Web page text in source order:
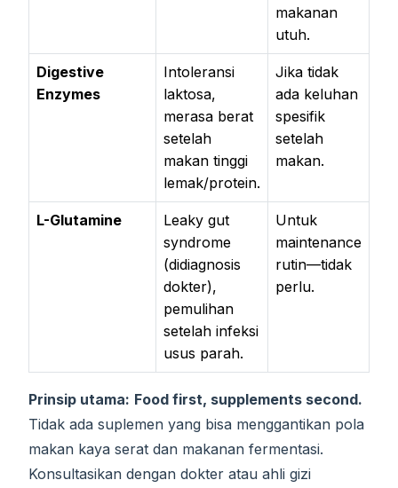
makanan
utuh.
Digestive
Enzymes
Intoleransi
laktosa,
merasa berat
setelah
makan tinggi
lemak/protein.
Jika tidak
ada keluhan
spesifik
setelah
makan.
L-Glutamine
Leaky gut
syndrome
(didiagnosis
dokter),
pemulihan
setelah infeksi
usus parah.
Untuk
maintenance
rutin—tidak
perlu.
Prinsip utama: Food first, supplements second.
Tidak ada suplemen yang bisa menggantikan pola
makan kaya serat dan makanan fermentasi.
Konsultasikan dengan dokter atau ahli gizi